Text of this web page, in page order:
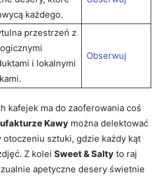
każdego.
przestrzeń z
i​ lokalnymi
Obserwuj
⁣kafejek ma do zaoferowania ⁤coś
Kawy można delektować
otoczeniu ⁣sztuki,‍ gdzie‍ każdy kąt
Z kolei Sweet & Salty to raj
apetyczne⁢ desery świetnie